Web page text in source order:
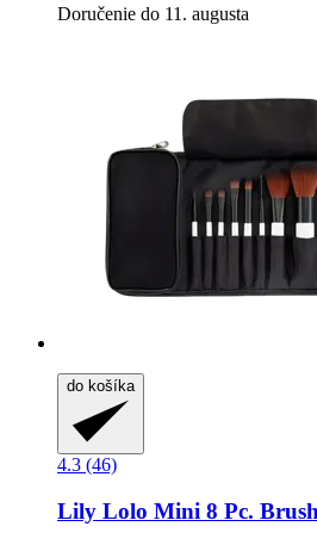
Doručenie do 11. augusta
do košíka
4.3 (46)
Lily Lolo Mini 8 Pc.